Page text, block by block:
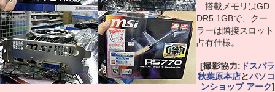
搭載メモリはGD
DR5 1GBで、クー
ラーは隣接スロット
占有仕様。
[撮影協力: ドスパラ
秋葉原本店とパソコ
ンショップ アーク]